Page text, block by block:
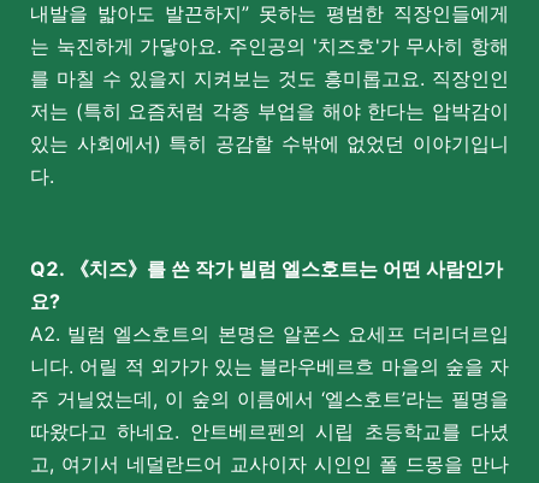
내발을 밟아도 발끈하지” 못하는 평범한 직장인들에게
는 눅진하게 가닿아요. 주인공의 '치즈호'가 무사히 항해
를 마칠 수 있을지 지켜보는 것도 흥미롭고요. 직장인인
저는 (특히 요즘처럼 각종 부업을 해야 한다는 압박감이
있는 사회에서) 특히 공감할 수밖에 없었던 이야기입니
다.
Q2. 《치즈》를 쓴 작가 빌럼 엘스호트는 어떤 사람인가
요?
A2. 빌럼 엘스호트의 본명은 알폰스 요세프 더리더르입
니다. 어릴 적 외가가 있는 블라우베르흐 마을의 숲을 자
주 거닐었는데, 이 숲의 이름에서 ‘엘스호트’라는 필명을
따왔다고 하네요. 안트베르펜의 시립 초등학교를 다녔
고, 여기서 네덜란드어 교사이자 시인인 폴 드몽을 만나